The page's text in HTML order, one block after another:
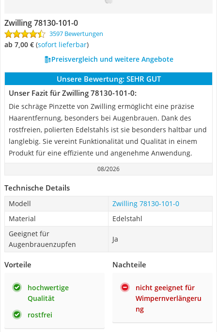
Zwilling ‎78130-101-0
3597 Bewertungen
ab 7,00 € ( Sofort lieferbar)
Preisvergleich und weitere Angebote
Unsere Bewertung: SEHR GUT
Unser Fazit für Zwilling ‎78130-101-0:
Die schräge Pinzette von Zwilling ermöglicht eine präzise
Haarentfernung, besonders bei Augenbrauen. Dank des
rostfreien, polierten Edelstahls ist sie besonders haltbar und
langlebig. Sie vereint Funktionalität und Qualität in einem
Produkt für eine effiziente und angenehme Anwendung.
08/2026
Technische Details
Modell
Zwilling ‎78130-101-0
Material
Edelstahl
Geeignet für
Augenbrauenzupfen
Ja
Vorteile
hochwertige
Qualität
rostfrei
Nachteile
nicht geeignet für
Wimpernverlängeru
ng